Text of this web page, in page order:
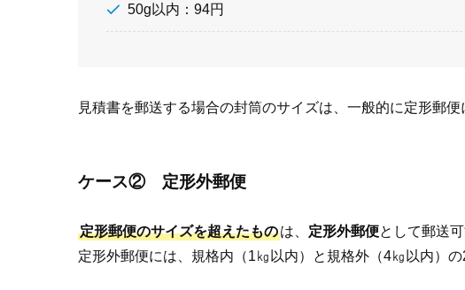
50g以内：94円
見積書を郵送する場合の封筒のサイズは、一般的に定形郵便
ケース② 定形外郵便
定形郵便のサイズを超えたものは、 定形外郵便として郵送可
定形外郵便には、規格内（1㎏以内）と規格外（4㎏以内）の